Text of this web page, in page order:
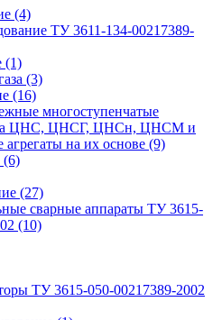
(4)
ТУ 3611-134-00217389-
(1)
(3)
(16)
многоступенчатые
ЦНС, ЦНСГ, ЦНСн, ЦНСМ и
агрегаты на их основе (9)
(6)
(27)
сварные аппараты ТУ 3615-
(10)
ТУ 3615-050-00217389-2002